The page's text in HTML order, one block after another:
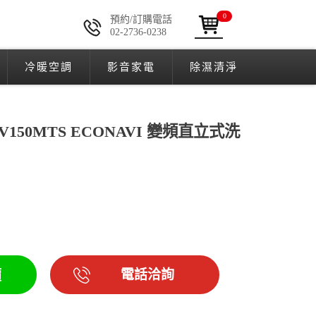
預約/訂購電話
02-2736-0238
0
冷暖空調 影音家電 除濕清淨
ECONAVI 變頻直立式洗
電話洽詢